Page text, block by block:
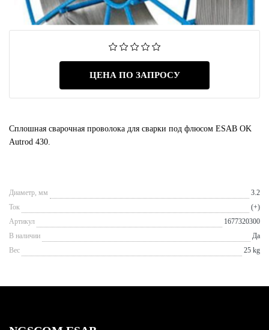
ЦЕНА ПО ЗАПРОСУ
Сплошная сварочная проволока для сварки под флюсом ESAB OK
Autrod 430.
Диаметр, мм
3.2
Ток
(+)
Артикул
1677320300
В наличии
Да
Вес
25 kg